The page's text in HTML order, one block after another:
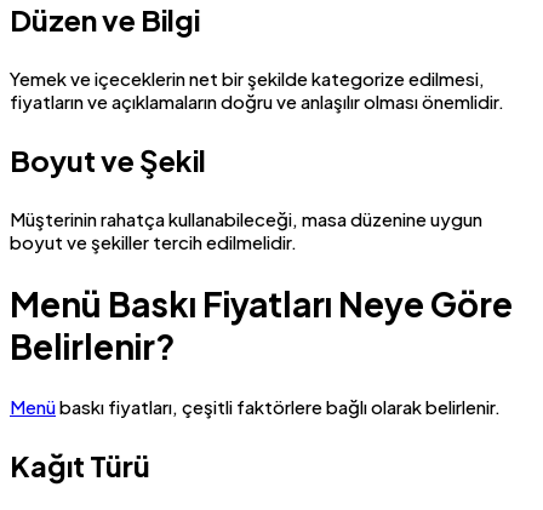
Düzen ve Bilgi
Yemek ve içeceklerin net bir şekilde kategorize edilmesi,
fiyatların ve açıklamaların doğru ve anlaşılır olması önemlidir.
Boyut ve Şekil
Müşterinin rahatça kullanabileceği, masa düzenine uygun
boyut ve şekiller tercih edilmelidir.
Menü Baskı Fiyatları Neye Göre
Belirlenir?
Menübaskı fiyatları, çeşitli faktörlere bağlı olarak belirlenir.
Kağıt Türü